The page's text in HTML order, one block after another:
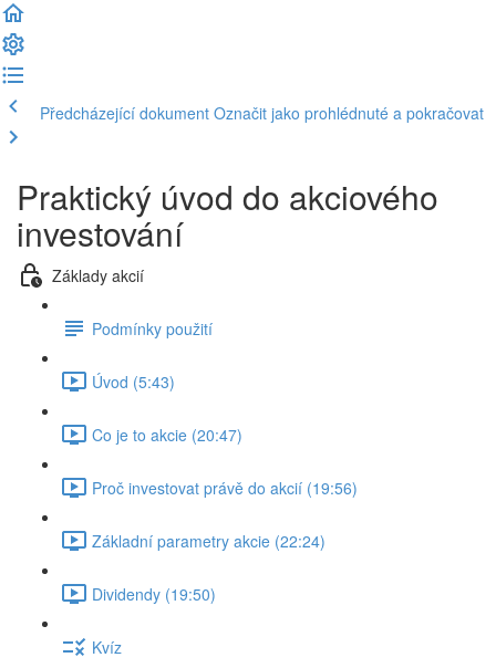
Předcházející dokument Označit jako prohlédnuté a pokračovat
Praktický úvod do akciového
investování
Základy akcií
Podmínky použití
Úvod (5:43)
Co je to akcie (20:47)
Proč investovat právě do akcií (19:56)
Základní parametry akcie (22:24)
Dividendy (19:50)
Kvíz